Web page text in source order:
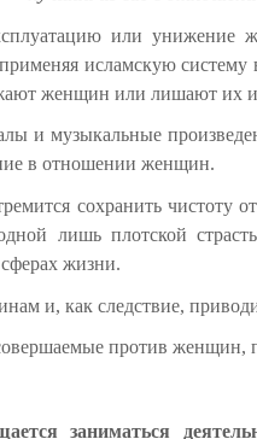
или
исламскую систему
женщин или лишают их
и музыкальные
в отношении женщин.
сохранить
лишь плотской
жизни.
и, как следствие,
против
заниматься